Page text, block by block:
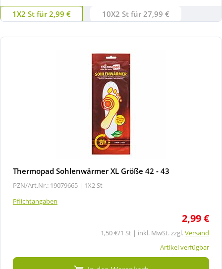
1X2 St für 2,99 € 10X2 St für 27,99 €
Thermopad Sohlenwärmer XL Größe 42 - 43
PZN/Art.Nr.: 19079665 | 1X2 St
Pflichtangaben
2,99 €
1,50 €/1 St | inkl. MwSt. zzgl.Versand
Artikel verfügbar